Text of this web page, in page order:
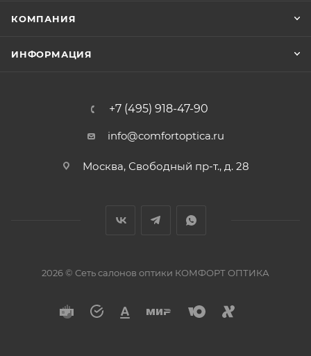
КОМПАНИЯ
ИНФОРМАЦИЯ
+7 (495) 918-47-90
info@comfortoptica.ru
Москва, Свободный пр-т., д. 28
2026 © Сеть салонов оптики КОМФОРТ ОПТИКА